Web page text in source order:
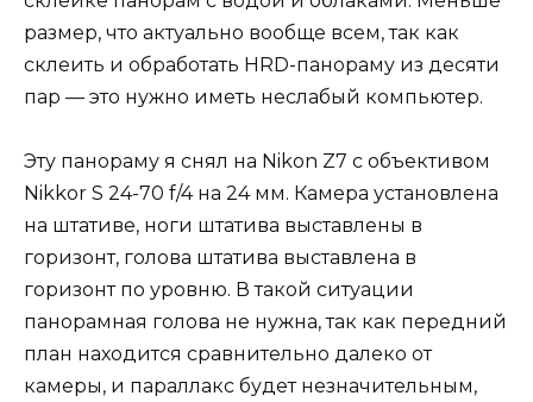
размер, что актуально вообще всем, так как
склеить и обработать HRD-панораму из десяти
пар — это нужно иметь неслабый компьютер.
Эту панораму я снял на Nikon Z7 с объективом
Nikkor S 24-70 f/4 на 24 мм. Камера установлена
на штативе, ноги штатива выставлены в
горизонт, голова штатива выставлена в
горизонт по уровню. В такой ситуации
панорамная голова не нужна, так как передний
план находится сравнительно далеко от
камеры, и параллакс будет незначительным,